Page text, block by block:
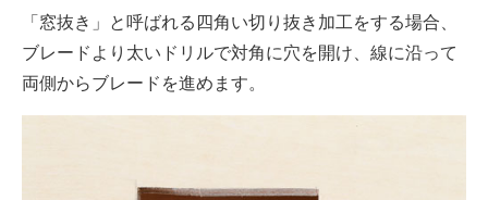
「窓抜き」と呼ばれる四角い切り抜き加工をする場合、
ブレードより太いドリルで対角に穴を開け、線に沿って
両側からブレードを進めます。